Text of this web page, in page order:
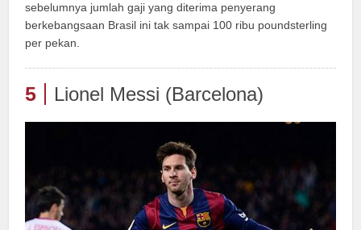
sebelumnya jumlah gaji yang diterima penyerang
berkebangsaan Brasil ini tak sampai 100 ribu poundsterling
per pekan.
5 Lionel Messi (Barcelona)